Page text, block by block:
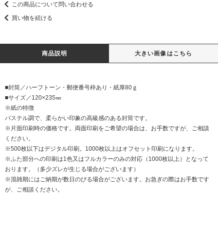
この商品について問い合わせる
買い物を続ける
商品説明 大きい画像はこちら
■封筒／ハーフトーン・郵便番号枠あり・紙厚80ｇ
■サイズ／120×235㎜
※紙の特徴
パステル調で、柔らかい印象の高級感のある封筒です。
※片面印刷時の価格です。両面印刷をご希望の場合は、お手数ですが、ご相談
ください。
※500枚以下はデジタル印刷。1000枚以上はオフセット印刷になります。
※ふた部分への印刷は1色又はフルカラーのみの対応（1000枚以上）となって
おります。（多少ズレが生じる場合がございます）
※混雑期にはご納期が数日のびる場合がございます。お急ぎの際はお手数です
が、ご相談ください。